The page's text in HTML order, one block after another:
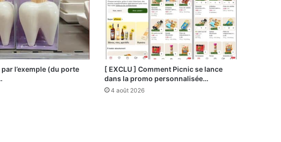
l’exemple (du porte
[ EXCLU ] Comment Picnic se lance
dans la promo personnalisée…
4 août 2026